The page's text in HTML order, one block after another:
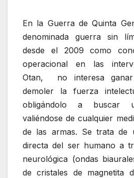
En la Guerra de Quinta
denominada guerra sin
desde el 2009 como
operacional en las
Otan, no interesa
demoler la fuerza
obligándolo a buscar
valiéndose de cualquier
de las armas. Se trata de
directa del ser humano a
neurológica (ondas
de cristales de magnetita